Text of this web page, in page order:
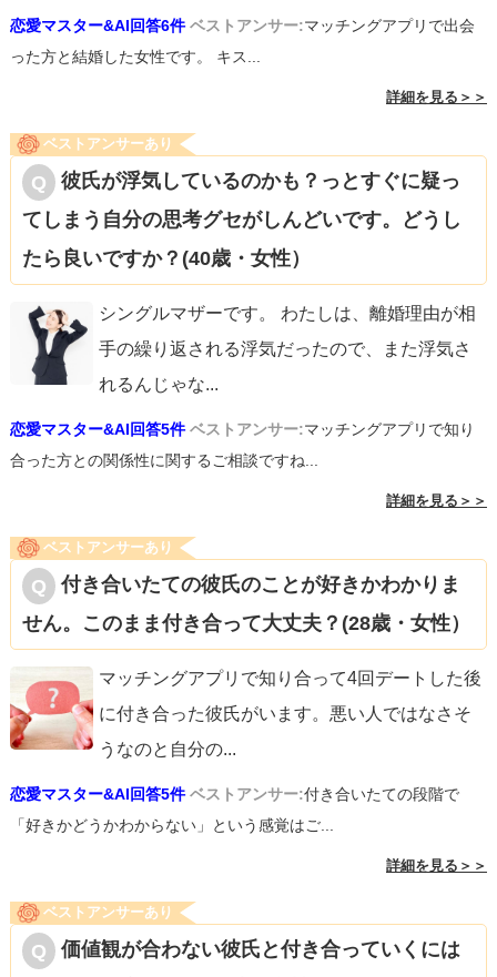
恋愛マスター&AI回答6件 ベストアンサー:マッチングアプリで出会
った方と結婚した女性です。 キス...
詳細を見る＞＞
ベストアンサーあり
彼氏が浮気しているのかも？っとすぐに疑っ
てしまう自分の思考グセがしんどいです。どうし
たら良いですか？(40歳・女性）
シングルマザーです。 わたしは、離婚理由が相
手の繰り返される浮気だったので、また浮気さ
れるんじゃな...
恋愛マスター&AI回答5件 ベストアンサー:マッチングアプリで知り
合った方との関係性に関するご相談ですね...
詳細を見る＞＞
ベストアンサーあり
付き合いたての彼氏のことが好きかわかりま
せん。このまま付き合って大丈夫？(28歳・女性）
マッチングアプリで知り合って4回デートした後
に付き合った彼氏がいます。悪い人ではなさそ
うなのと自分の...
恋愛マスター&AI回答5件 ベストアンサー:付き合いたての段階で
「好きかどうかわからない」という感覚はご...
詳細を見る＞＞
ベストアンサーあり
価値観が合わない彼氏と付き合っていくには